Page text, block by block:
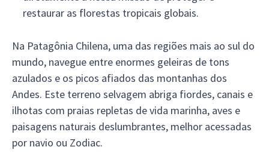
restaurar as florestas tropicais globais.
Na Patagônia Chilena, uma das regiões mais ao sul do
mundo, navegue entre enormes geleiras de tons
azulados e os picos afiados das montanhas dos
Andes. Este terreno selvagem abriga fiordes, canais e
ilhotas com praias repletas de vida marinha, aves e
paisagens naturais deslumbrantes, melhor acessadas
por navio ou Zodiac.